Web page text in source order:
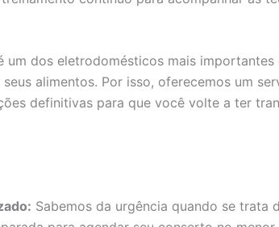
um dos eletrodomésticos mais
alimentos. Por isso, oferecemos um
definitivas para que você volte a ter
Sabemos da urgência quando se trata